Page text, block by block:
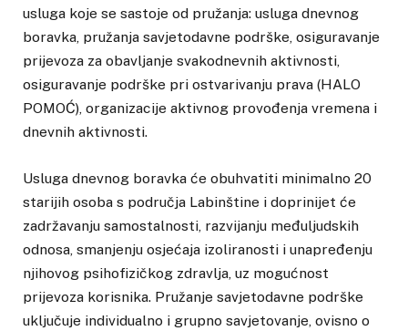
usluga koje se sastoje od pružanja: usluga dnevnog
boravka, pružanja savjetodavne podrške, osiguravanje
prijevoza za obavljanje svakodnevnih aktivnosti,
osiguravanje podrške pri ostvarivanju prava (HALO
POMOĆ), organizacije aktivnog provođenja vremena i
dnevnih aktivnosti.
Usluga dnevnog boravka će obuhvatiti minimalno 20
starijih osoba s područja Labinštine i doprinijet će
zadržavanju samostalnosti, razvijanju međuljudskih
odnosa, smanjenju osjećaja izoliranosti i unapređenju
njihovog psihofizičkog zdravlja, uz mogućnost
prijevoza korisnika. Pružanje savjetodavne podrške
uključuje individualno i grupno savjetovanje, ovisno o